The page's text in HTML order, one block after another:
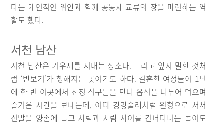
다는 개인적인 위안과 함께 공동체 교류의 장을 마련하는 역
할도 했다.
서천 남산
서천 남산은 기우제를 지내는 장소다. 그리고 앞서 말한 것처
럼 ‘반보기’가 행해지는 곳이기도 하다. 결혼한 여성들이 1년
에 한 번 이곳에서 친정 식구들을 만나 음식을 나누어 먹으며
즐거운 시간을 보내는데, 이때 강강술래처럼 원형으로 서서
신발을 양손에 들고 사람과 사람 사이를 건너다니는 놀이도